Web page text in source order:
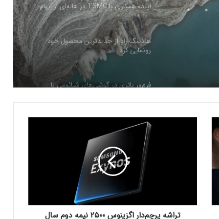
آینده همکاری با TSMC در هاله‌ای از ابهام
هلدینگ راد از جدیدترین محصول خود
رونمایی کرد
فرم‌ور باتری در گوشی‌های شیائومی با
سیستم‌عامل HyperOS 2.0 به‌روزرسانی
مخفی دریافت کرد
بیشتر مواد با حرارت‌دادن نرم می‌شوند؛ پس
چرا تخم مرغ سفت می‌شود؟
گذاشت؛ پایانی بر عصر کامت‌لیک
نسل جدید مانیتور استودیو دیسپلی اپل سال
م‌
تراشه پرچم‌دار اگزینوس ۲۵۰۰ نیمه دوم سال